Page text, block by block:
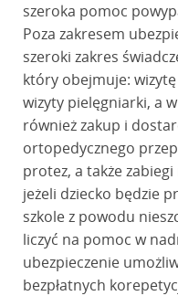
szeroka pomoc
Poza zakresem
szeroki zakres
który obejmuje:
wizyty pielęgniarki, a
również zakup i
ortopedycznego
protez, a także
jeżeli dziecko będzie
szkole z powodu
liczyć na pomoc w
ubezpieczenie
bezpłatnych